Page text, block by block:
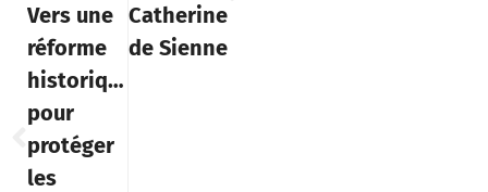
Vers une
réforme
historique
pour
protéger
les
Catherine
de Sienne